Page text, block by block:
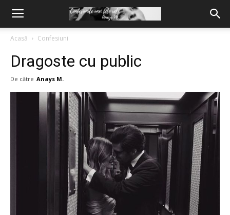
Acasă Confesiuni
Dragoste cu public
De către Anays M.